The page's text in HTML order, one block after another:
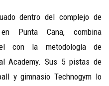
dentro del complejo de
Punta Cana, combina
con la metodología de
Academy. Sus 5 pistas de
y gimnasio Technogym lo